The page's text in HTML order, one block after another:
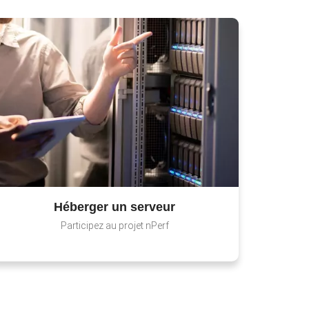
Héberger un serveur
Participez au projet nPerf